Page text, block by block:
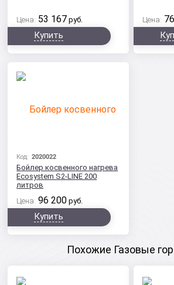
Цена: 53 167 руб.
Купить
Цена:
Код:2020022
Бойлер косвенного нагрева
Ecosystem S2-LINE 200
литров
Цена: 96 200 руб.
Купить
Похожие Газовые